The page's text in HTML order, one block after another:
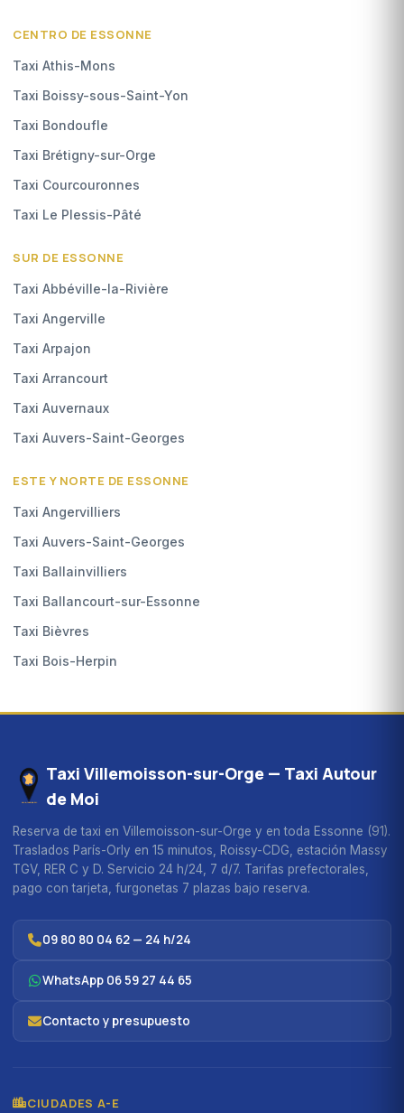
CENTRO DE ESSONNE
Taxi Athis-Mons
Taxi Boissy-sous-Saint-Yon
Taxi Bondoufle
Taxi Brétigny-sur-Orge
Taxi Courcouronnes
Taxi Le Plessis-Pâté
SUR DE ESSONNE
Taxi Abbéville-la-Rivière
Taxi Angerville
Taxi Arpajon
Taxi Arrancourt
Taxi Auvernaux
Taxi Auvers-Saint-Georges
ESTE Y NORTE DE ESSONNE
Taxi Angervilliers
Taxi Auvers-Saint-Georges
Taxi Ballainvilliers
Taxi Ballancourt-sur-Essonne
Taxi Bièvres
Taxi Bois-Herpin
Taxi Villemoisson-sur-Orge — Taxi Autour
de Moi
Reserva de taxi en Villemoisson-sur-Orge y en toda Essonne (91).
Traslados París-Orly en 15 minutos, Roissy-CDG, estación Massy
TGV, RER C y D. Servicio 24 h/24, 7 d/7. Tarifas prefectorales,
pago con tarjeta, furgonetas 7 plazas bajo reserva.
09 80 80 04 62 — 24 h/24
WhatsApp 06 59 27 44 65
Contacto y presupuesto
CIUDADES A-E